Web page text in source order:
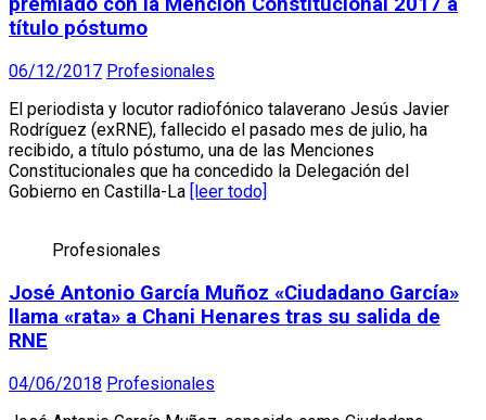
premiado con la Mención Constitucional 2017 a
título póstumo
06/12/2017 Profesionales
El periodista y locutor radiofónico talaverano Jesús Javier
Rodríguez (exRNE), fallecido el pasado mes de julio, ha
recibido, a título póstumo, una de las Menciones
Constitucionales que ha concedido la Delegación del
Gobierno en Castilla-La [leer todo]
Profesionales
José Antonio García Muñoz «Ciudadano García»
llama «rata» a Chani Henares tras su salida de
RNE
04/06/2018 Profesionales